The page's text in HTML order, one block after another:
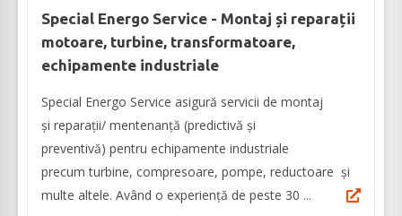
Special Energo Service - Montaj și reparații
motoare, turbine, transformatoare,
echipamente industriale
Special Energo Service asigură servicii de montaj
și reparații/ mentenanță (predictivă și
preventivă) pentru echipamente industriale
precum turbine, compresoare, pompe, reductoare și
multe altele. Având o experiență de peste 30 ...